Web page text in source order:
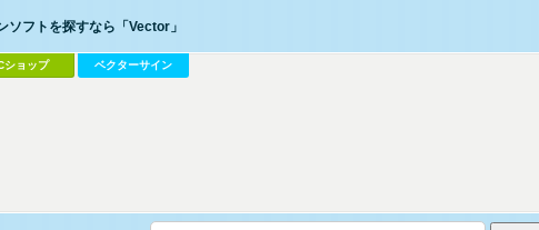
ソフトを探すなら「Vector」
ショップ ベクターサイン